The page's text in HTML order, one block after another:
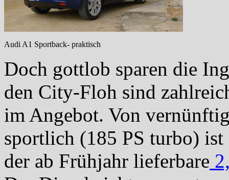
Audi A1 Sportback- praktisch
Doch gottlob sparen die
den City-Floh sind
im Angebot. Von
sportlich (185 PS turbo)
der ab Frühjahr lieferbare